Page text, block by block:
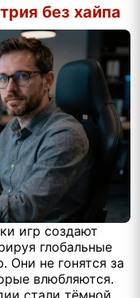
без хайпа
игр создают
глобальные
Они не гонятся за
влюбляются.